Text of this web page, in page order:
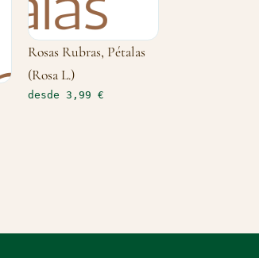
Rosas Rubras, Pétalas
(Rosa L.)
desde 3,99 €